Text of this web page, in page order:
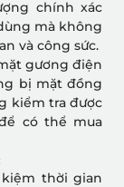
chính xác
mà không
và công sức.
gương điện
bị mặt đồng
kiểm tra được
có thể mua
thời gian